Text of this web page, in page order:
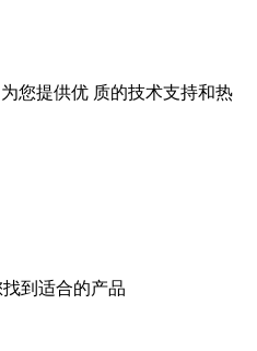
您提供优 质的技术支持和热
到适合的产品